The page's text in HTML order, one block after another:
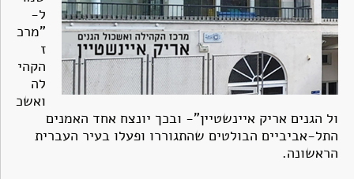
ל-
"מרכ
ז
הקהי
לה
ואשכ
ול הגנים אריק איינשטיין"- ובכך יונצח אחד האמנים
התל-אביביים הבולטים שהתגוררו ופעלו בעיר העברית
הראשונה.